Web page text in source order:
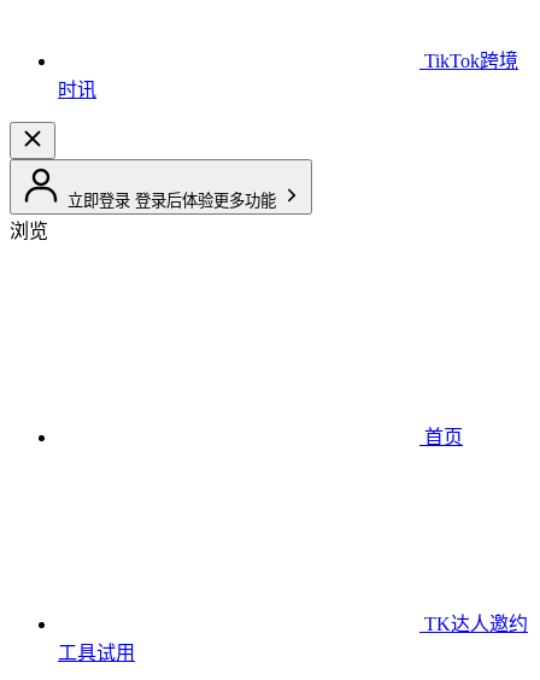
TikTok跨境
时讯
立即登录 登录后体验更多功能
浏览
首页
TK达人邀约
工具试用